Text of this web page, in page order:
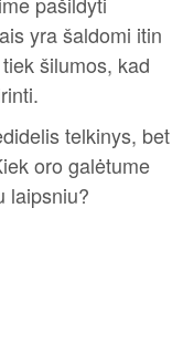
yra šaldomi itin
šilumos, kad
telkinys, bet
oro galėtume
laipsniu?